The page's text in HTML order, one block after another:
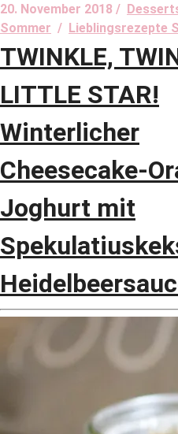
20. November 2018 /
Sommer / Lieblingsrezepte
TWINKLE,
LITTLE STAR!
Winterlicher
Cheesecake-
Joghurt mit